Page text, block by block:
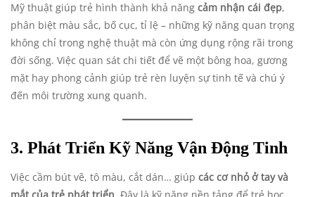
Mỹ thuật giúp trẻ hình thành khả năng cảm nhận cái đẹp,
phân biệt màu sắc, bố cục, tỉ lệ – những kỹ năng quan trọng
không chỉ trong nghệ thuật mà còn ứng dụng rộng rãi trong
đời sống. Việc quan sát chi tiết để vẽ một bông hoa, gương
mặt hay phong cảnh giúp trẻ rèn luyện sự tinh tế và chú ý
đến môi trường xung quanh.
3. Phát Triển Kỹ Năng Vận Động Tinh
Việc cầm bút vẽ, tô màu, cắt dán… giúp các cơ nhỏ ở tay và